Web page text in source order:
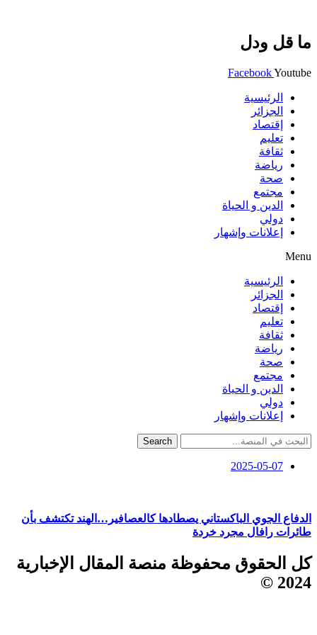
ما قل ودل
FacebookYoutube
الرئيسية
الجزائر
إقتصاد
تعليم
ثقافة
رياضة
صحة
مجتمع
الدين و الحياة
دولي
إعلانات وإشهار
Menu
الرئيسية
الجزائر
إقتصاد
تعليم
ثقافة
رياضة
صحة
مجتمع
الدين و الحياة
دولي
إعلانات وإشهار
Search
2025-05-07
الدفاع الجوي الباكستاني يصطادها كالعصافير…الهند تكتشف بأن
طائرات رافال مجرد خردة
كل الحقوق محفوظة منصة المقال الإخبارية
2024 ©